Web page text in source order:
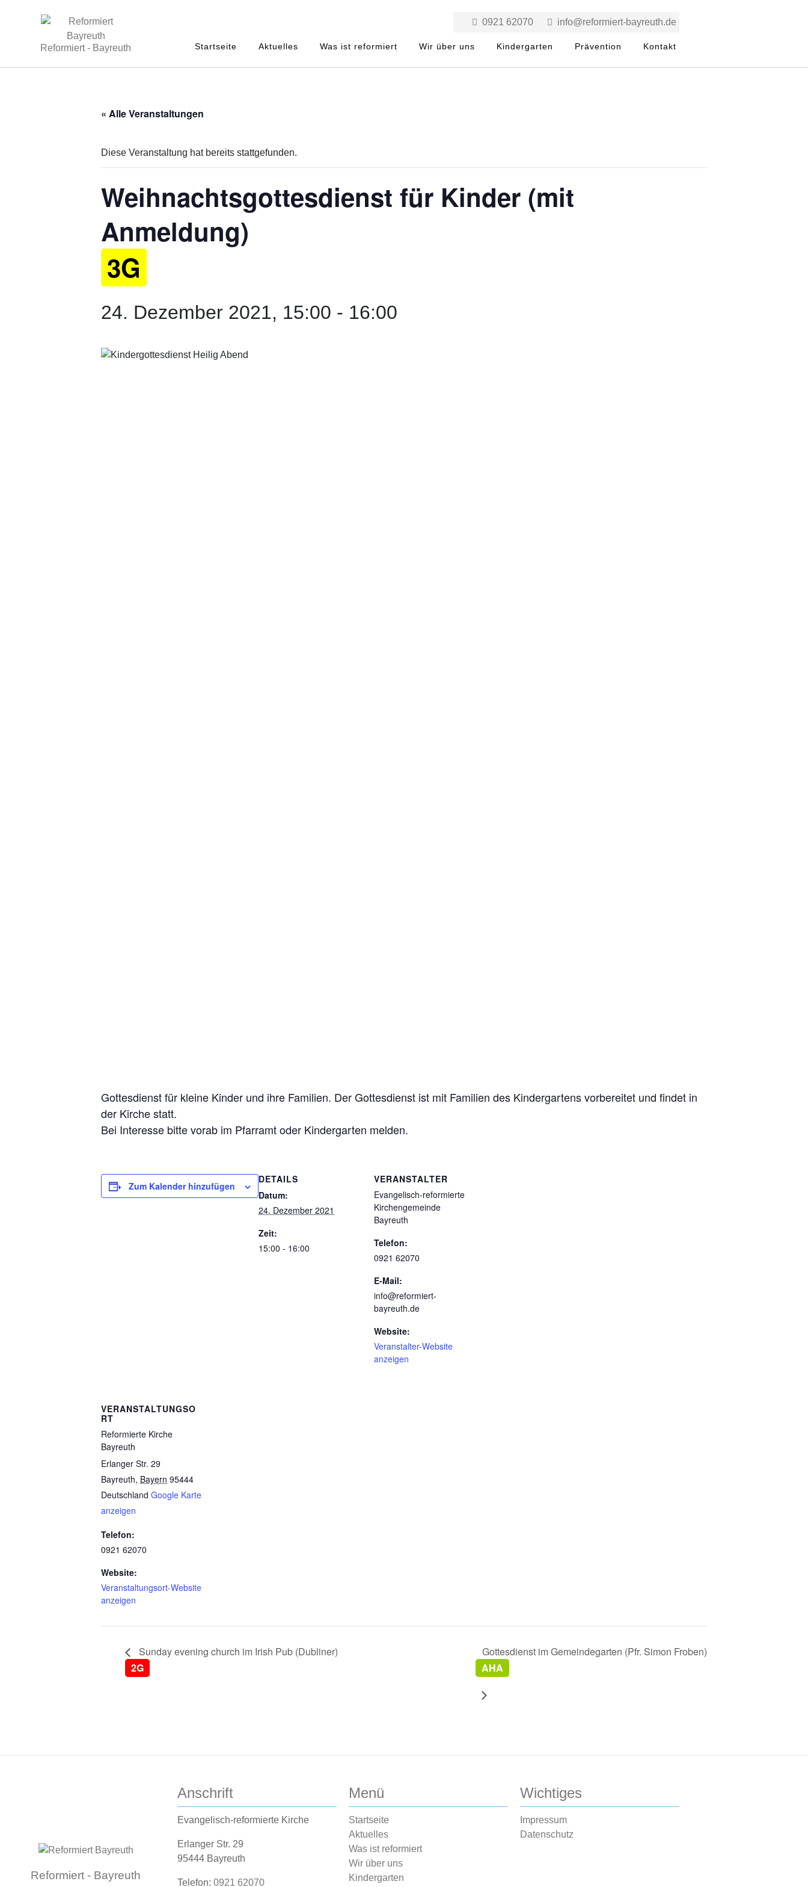
Reformiert - Bayreuth
0921 62070 info@reformiert-bayreuth.de
Startseite Aktuelles Was ist reformiert Wir über uns Kindergarten Prävention Kontakt
« Alle Veranstaltungen
Diese Veranstaltung hat bereits stattgefunden.
Weihnachtsgottesdienst für Kinder (mit
Anmeldung)
3G
24. Dezember 2021, 15:00 - 16:00
Gottesdienst für kleine Kinder und ihre Familien. Der Gottesdienst ist mit Familien des Kindergartens vorbereitet und findet in
der Kirche statt.
Bei Interesse bitte vorab im Pfarramt oder Kindergarten melden.
Zum Kalender hinzufügen
DETAILS
Datum:
24. Dezember 2021
Zeit:
15:00 - 16:00
VERANSTALTER
Evangelisch-reformierte
Kirchengemeinde
Bayreuth
Telefon:
0921 62070
E-Mail:
info@reformiert-
bayreuth.de
Website:
Veranstalter-Website
anzeigen
VERANSTALTUNGSO
RT
Reformierte Kirche
Bayreuth
Erlanger Str. 29
Bayreuth, Bayern 95444
Deutschland Google Karte
anzeigen
Telefon:
0921 62070
Website:
Veranstaltungsort-Website
anzeigen
Sunday evening church im Irish Pub (Dubliner)
2G
Gottesdienst im Gemeindegarten (Pfr. Simon Froben)
AHA
Reformiert - Bayreuth
Anschrift
Evangelisch-reformierte Kirche
Erlanger Str. 29
95444 Bayreuth
Telefon: 0921 62070
Menü
Startseite
Aktuelles
Was ist reformiert
Wir über uns
Kindergarten
Wichtiges
Impressum
Datenschutz